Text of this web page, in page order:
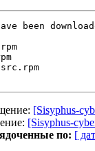
been
[Sisyphus-
[Sisyphus-
по: [